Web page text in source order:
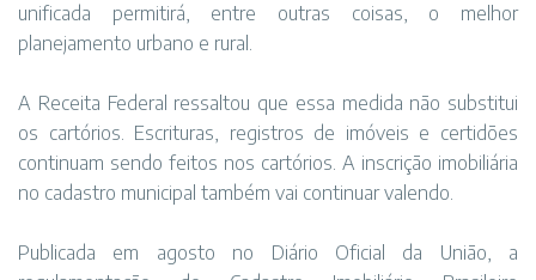
unificada permitirá, entre outras coisas, o melhor
planejamento urbano e rural.
A Receita Federal ressaltou que essa medida não substitui
os cartórios. Escrituras, registros de imóveis e certidões
continuam sendo feitos nos cartórios. A inscrição imobiliária
no cadastro municipal também vai continuar valendo.
Publicada em agosto no Diário Oficial da União, a